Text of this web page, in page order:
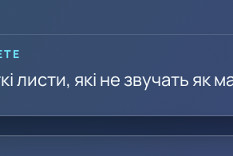
листи, які не звучать